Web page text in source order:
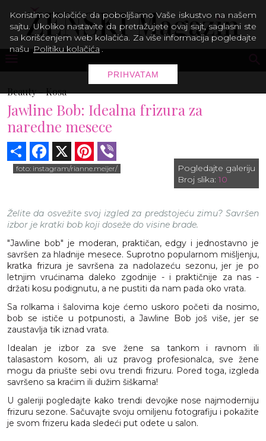
Beauty -Kosa
Jawline Bob: Idealna frizura za
naredne mesece
Share Facebook Pinterest
foto: instagram/rianne.meijer/
Pogledajte galeriju
Broj slika:10
Želite da osvežite svoj izgled za predstojeću zimu? Savršen
izbor je kratki bob koji doseže do visine brade.
"Jawline bob" je moderan, praktičan, edgy i jednostavno je
savršen za hladnije mesece. Suprotno popularnom mišljenju,
kratka frizura je savršena za nadolazeću sezonu, jer je po
letnjim vrućinama daleko zgodnije - i praktičnije za nas -
držati kosu podignutu, a ne pustiti da nam pada oko vrata.
Sa rolkama i šalovima koje ćemo uskoro početi da nosimo,
bob se ističe u potpunosti, a Jawline Bob još više, jer se
zaustavlja tik iznad vrata.
Idealan je izbor za sve žene sa tankom i ravnom ili
talasastom kosom, ali uz pravog profesionalca, sve žene
mogu da priušte sebi ovu trendi frizuru. Pored toga, izgleda
savršeno sa kraćim ili dužim šiškama!
U galeriji pogledajte kako trendi devojke nose najmoderniju
frizuru sezone. Sačuvajte svoju omiljenu fotografiju i pokažite
je svom frizeru kada sledeći put odete u salon.
Koristimo kolačiće da poboljšamo Vaše iskustvo na našem
sajtu. Ukoliko nastavite da pretražujete ovaj sajt, saglasni ste
sa korišćenjem web kolačića. Za više informacija pogledajte
našu Politiku kolačića .
PRIHVATAM